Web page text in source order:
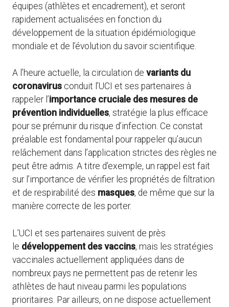
équipes (athlètes et encadrement), et seront
rapidement actualisées en fonction du
développement de la situation épidémiologique
mondiale et de l’évolution du savoir scientifique.
A l’heure actuelle, la circulation de variants du
coronavirus conduit l’UCI et ses partenaires à
rappeler l’importance cruciale des mesures de
prévention individuelles, stratégie la plus efficace
pour se prémunir du risque d’infection. Ce constat
préalable est fondamental pour rappeler qu’aucun
relâchement dans l’application strictes des règles ne
peut être admis. A titre d’exemple, un rappel est fait
sur l’importance de vérifier les propriétés de filtration
et de respirabilité des masques, de même que sur la
manière correcte de les porter.
L’UCI et ses partenaires suivent de près
le développement des vaccins, mais les stratégies
vaccinales actuellement appliquées dans de
nombreux pays ne permettent pas de retenir les
athlètes de haut niveau parmi les populations
prioritaires. Par ailleurs, on ne dispose actuellement